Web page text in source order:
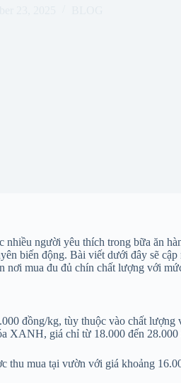
người yêu thích trong bữa ăn
biến động. Bài viết dưới đây sẽ
nơi mua đu đủ chín chất lượng với
đồng/kg, tùy thuộc vào chất
XANH, giá chỉ từ 18.000 đến 28.000
thu mua tại vườn với giá khoảng